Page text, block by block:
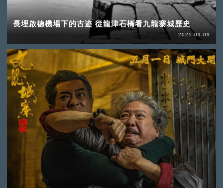
長埋啟德機場下的古迹 從龍津石橋看九龍寨城歷史
2025-03-09